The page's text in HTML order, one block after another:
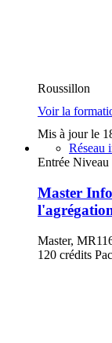
Roussillon
Voir la
Mis à jour le
Réseau
Entrée
Master
Master,
120 crédits